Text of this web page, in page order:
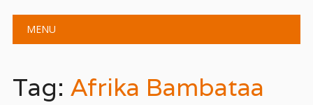
Main menu
MENU
Tag: Afrika Bambataa